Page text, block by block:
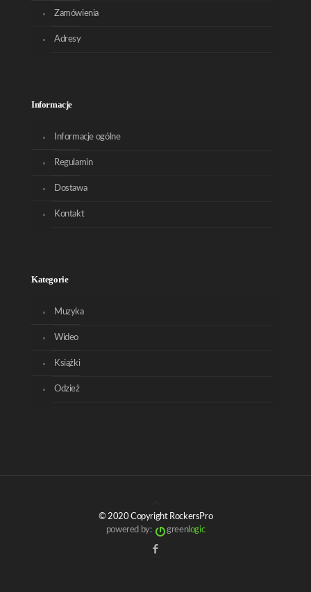
Zamówienia
Adresy
Informacje
Informacje ogólne
Regulamin
Dostawa
Kontakt
Kategorie
Muzyka
Wideo
Książki
Odzież
© 2020 Copyright RockersPro
powered by:
greenlogic